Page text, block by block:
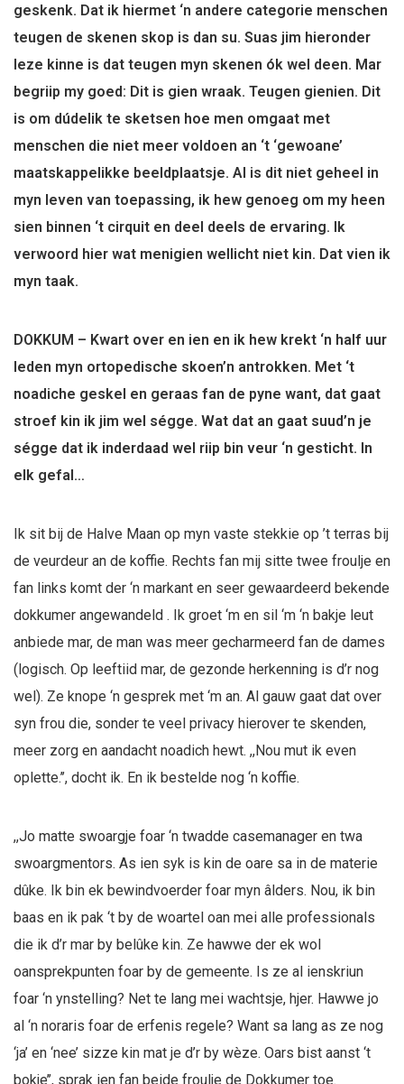
geskenk. Dat ik hiermet ‘n andere categorie menschen
teugen de skenen skop is dan su. Suas jim hieronder
leze kinne is dat teugen myn skenen ók wel deen. Mar
begriip my goed: Dit is gien wraak. Teugen gienien. Dit
is om dúdelik te sketsen hoe men omgaat met
menschen die niet meer voldoen an ‘t ‘gewoane’
maatskappelikke beeldplaatsje. Al is dit niet geheel in
myn leven van toepassing, ik hew genoeg om my heen
sien binnen ‘t cirquit en deel deels de ervaring. Ik
verwoord hier wat menigien wellicht niet kin. Dat vien ik
myn taak.
DOKKUM – Kwart over en ien en ik hew krekt ‘n half uur
leden myn ortopedische skoen’n antrokken. Met ‘t
noadiche geskel en geraas fan de pyne want, dat gaat
stroef kin ik jim wel ségge. Wat dat an gaat suud’n je
ségge dat ik inderdaad wel riip bin veur ‘n gesticht. In
elk gefal…
Ik sit bij de Halve Maan op myn vaste stekkie op ’t terras bij
de veurdeur an de koffie. Rechts fan mij sitte twee froulje en
fan links komt der ‘n markant en seer gewaardeerd bekende
dokkumer angewandeld . Ik groet ‘m en sil ‘m ‘n bakje leut
anbiede mar, de man was meer gecharmeerd fan de dames
(logisch. Op leeftiid mar, de gezonde herkenning is d’r nog
wel). Ze knope ‘n gesprek met ‘m an. Al gauw gaat dat over
syn frou die, sonder te veel privacy hierover te skenden,
meer zorg en aandacht noadich hewt. ,,Nou mut ik even
oplette.’’, docht ik. En ik bestelde nog ‘n koffie.
,,Jo matte swoargje foar ‘n twadde casemanager en twa
swoargmentors. As ien syk is kin de oare sa in de materie
dûke. Ik bin ek bewindvoerder foar myn âlders. Nou, ik bin
baas en ik pak ‘t by de woartel oan mei alle professionals
die ik d’r mar by belûke kin. Ze hawwe der ek wol
oansprekpunten foar by de gemeente. Is ze al ienskriun
foar ‘n ynstelling? Net te lang mei wachtsje, hjer. Hawwe jo
al ‘n noraris foar de erfenis regele? Want sa lang as ze nog
‘ja’ en ‘nee’ sizze kin mat je d’r by wèze. Oars bist aanst ‘t
bokje’’, sprak ien fan beide froulje de Dokkumer toe.